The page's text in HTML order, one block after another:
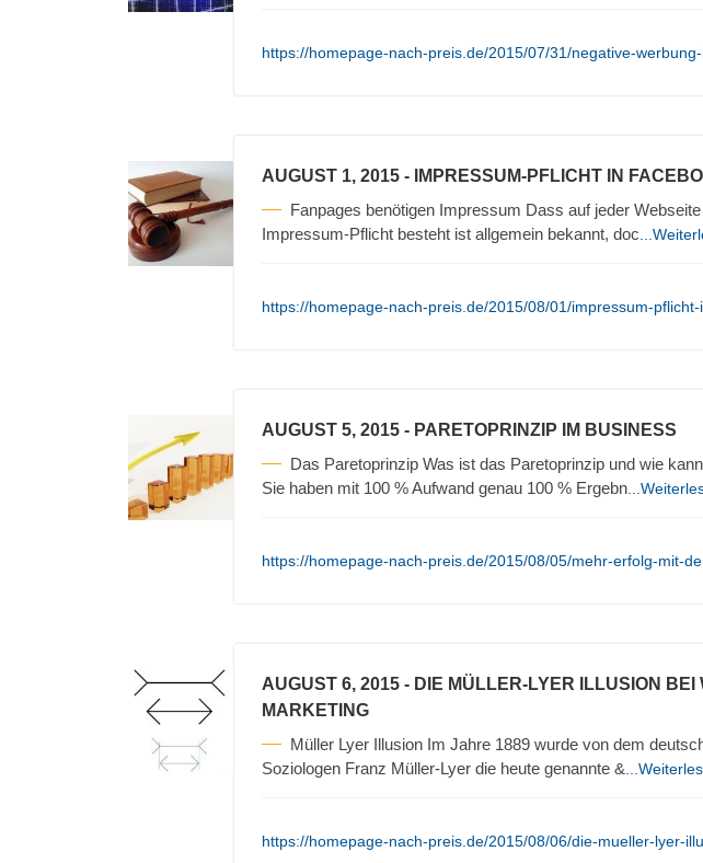
https://homepage-nach-preis.de/2015/07/31/negative-
AUGUST 1, 2015 - IMPRESSUM-PFLICHT IN
Fanpages benötigen Impressum Dass auf jeder
Impressum-Pflicht besteht ist allgemein bekannt, doc
https://homepage-nach-preis.de/2015/08/01/impressum-
AUGUST 5, 2015 - PARETOPRINZIP IM BUSINESS
Das Paretoprinzip Was ist das Paretoprinzip und wie
Sie haben mit 100 % Aufwand genau 100 % Ergebn
https://homepage-nach-preis.de/2015/08/05/mehr-erfolg-mit-
AUGUST 6, 2015 - DIE MÜLLER-LYER ILLUSION BEI
MARKETING
Müller Lyer Illusion Im Jahre 1889 wurde von dem
Soziologen Franz Müller-Lyer die heute genannte &
https://homepage-nach-preis.de/2015/08/06/die-mueller-lyer-